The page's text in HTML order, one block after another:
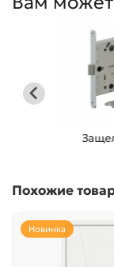
Похожие
Новинка